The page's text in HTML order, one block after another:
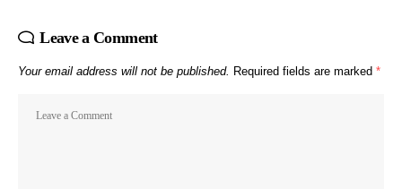
Leave a Comment
Your email address will not be published. Required fields are marked *